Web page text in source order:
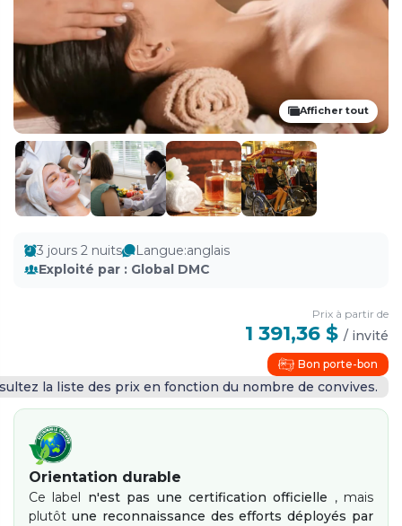
Afficher tout
3 jours 2 nuits Langue:anglais
Exploité par : Global DMC
Orientation durable
Ce label n'est pas une certification officielle , mais
plutôt une reconnaissance des efforts déployés par
Prix ​​à partir de
1 391,36 $ / invité
Bon porte-bon
la liste des prix en fonction du nombre de convives.